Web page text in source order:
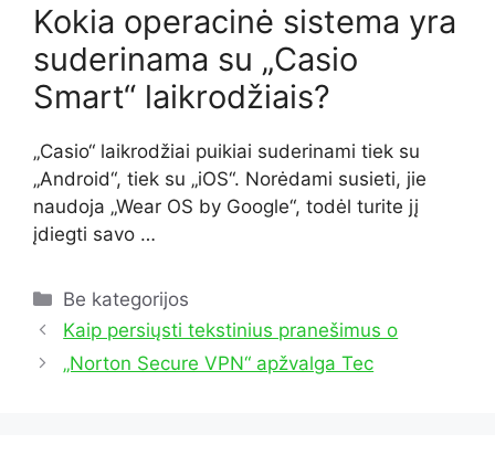
Kokia operacinė sistema yra
suderinama su „Casio
Smart“ laikrodžiais?
„Casio“ laikrodžiai puikiai suderinami tiek su
„Android“, tiek su „iOS“. Norėdami susieti, jie
naudoja „Wear OS by Google“, todėl turite jį
įdiegti savo …
Kategorijos
Be kategorijos
Kaip persiųsti tekstinius pranešimus o
„Norton Secure VPN“ apžvalga Tec